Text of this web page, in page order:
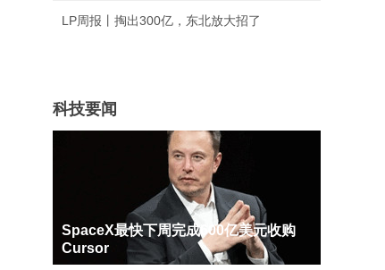
LP周报丨掏出300亿，东北放大招了
科技要闻
SpaceX最快下周完成600亿美元收购
Cursor